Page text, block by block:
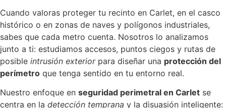
Cuando valoras proteger tu recinto en Carlet, en el casco
histórico o en zonas de naves y polígonos industriales,
sabes que cada metro cuenta. Nosotros lo analizamos
junto a ti: estudiamos accesos, puntos ciegos y rutas de
posible intrusión exteriorpara diseñar una protección del
perímetro que tenga sentido en tu entorno real.
Nuestro enfoque en seguridad perimetral en Carlet se
centra en la detección temprana y la disuasión inteligente: